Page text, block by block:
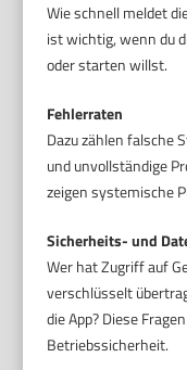
Wie schnell meldet
ist wichtig, wenn du
oder starten willst.
Fehlerraten
Dazu zählen falsche
und unvollständige
zeigen systemische
Sicherheits- und
Wer hat Zugriff auf
verschlüsselt
die App? Diese
Betriebssicherheit.